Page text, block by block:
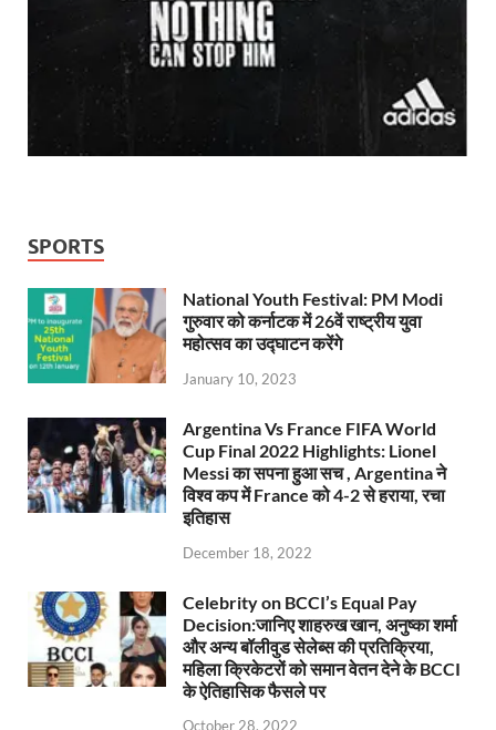
SPORTS
National Youth Festival: PM Modi
गुरुवार को कर्नाटक में 26वें राष्ट्रीय युवा
महोत्सव का उद्घाटन करेंगे
January 10, 2023
Argentina Vs France FIFA World
Cup Final 2022 Highlights: Lionel
Messi का सपना हुआ सच , Argentina ने
विश्व कप में France को 4-2 से हराया, रचा
इतिहास
December 18, 2022
Celebrity on BCCI’s Equal Pay
Decision:जानिए शाहरुख खान, अनुष्का शर्मा
और अन्य बॉलीवुड सेलेब्स की प्रतिक्रिया,
महिला क्रिकेटरों को समान वेतन देने के BCCI
के ऐतिहासिक फैसले पर
October 28, 2022